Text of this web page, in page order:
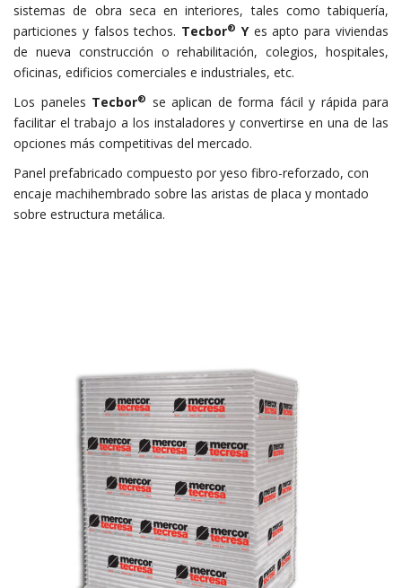
sistemas de obra seca en interiores, tales como tabiquería,
particiones y falsos techos. Tecbor® Yes apto para viviendas
de nueva construcción o rehabilitación, colegios, hospitales,
oficinas, edificios comerciales e industriales, etc.
Los paneles Tecbor®
se aplican de forma fácil y rápida para
facilitar el trabajo a los instaladores y convertirse en una de las
opciones más competitivas del mercado.
Panel prefabricado compuesto por yeso fibro-reforzado, con
encaje machihembrado sobre las aristas de placa y montado
sobre estructura metálica.